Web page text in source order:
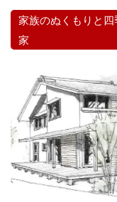
家族のぬくもりと
家